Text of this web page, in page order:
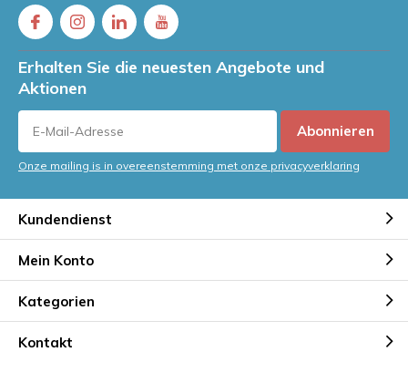
Erhalten Sie die neuesten Angebote und
Aktionen
Abonnieren
Onze mailing is in overeenstemming met onze privacyverklaring
Kundendienst
Mein Konto
Kategorien
Kontakt